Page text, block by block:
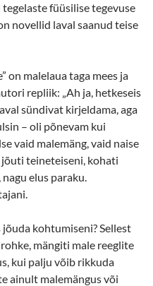
füüsilise tegevuse
novellid laval saanud teise
on malelaua taga mees ja
repliik: „Ah ja, hetkeseis
sündivat kirjeldama, aga
– oli põnevam kui
vaid malemäng, vaid naise
teineteiseni, kohati
elus paraku.
kohtumiseni? Sellest
mängiti male reeglite
kui palju võib rikkuda
ainult malemängus või